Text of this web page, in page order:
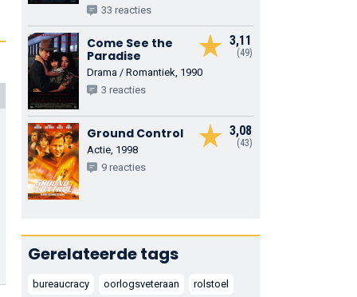
33 reacties
3,11
(49)
Come See the
Paradise
Drama / Romantiek, 1990
3 reacties
3,08
(43)
Ground Control
Actie, 1998
9 reacties
Gerelateerde tags
bureaucracy oorlogsveteraan rolstoel